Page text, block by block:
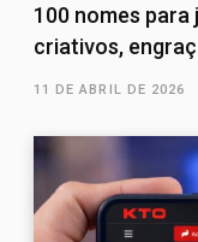
100 nomes para
criativos,
11 DE ABRIL DE 2026